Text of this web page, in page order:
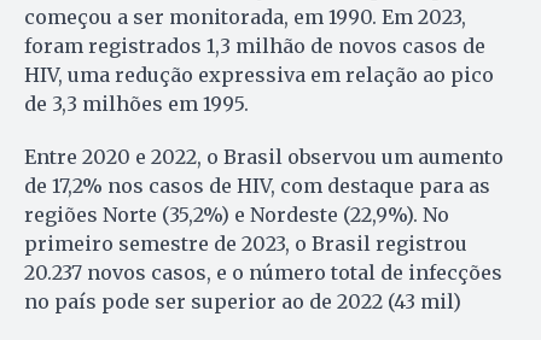
começou a ser monitorada, em 1990. Em 2023,
foram registrados 1,3 milhão de novos casos de
HIV, uma redução expressiva em relação ao pico
de 3,3 milhões em 1995.
Entre 2020 e 2022, o Brasil observou um aumento
de 17,2% nos casos de HIV, com destaque para as
regiões Norte (35,2%) e Nordeste (22,9%). No
primeiro semestre de 2023, o Brasil registrou
20.237 novos casos, e o número total de infecções
no país pode ser superior ao de 2022 (43 mil)